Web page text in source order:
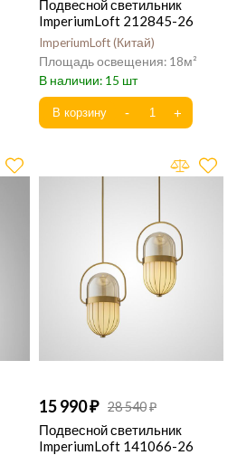
Подвесной светильник
ImperiumLoft 212845-26
ImperiumLoft Китай
18
15
15 990 28 540
Подвесной светильник
ImperiumLoft 141066-26